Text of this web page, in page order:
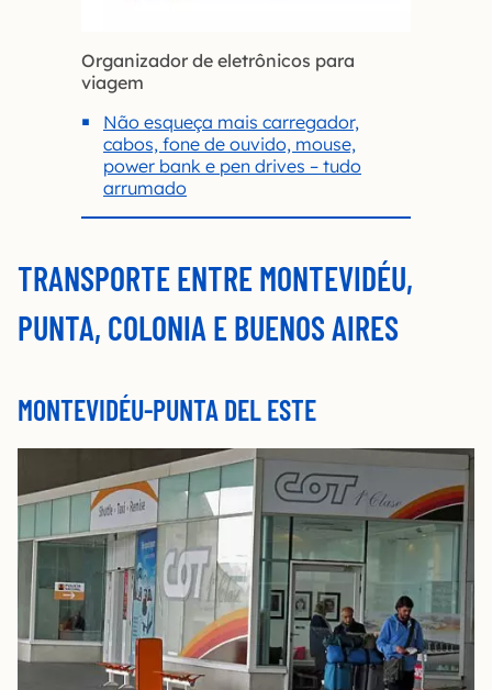
Organizador de eletrônicos para
viagem
Não esqueça mais carregador,
cabos, fone de ouvido, mouse,
power bank e pen drives – tudo
arrumado
TRANSPORTE ENTRE MONTEVIDÉU,
PUNTA, COLONIA E BUENOS AIRES
MONTEVIDÉU-PUNTA DEL ESTE